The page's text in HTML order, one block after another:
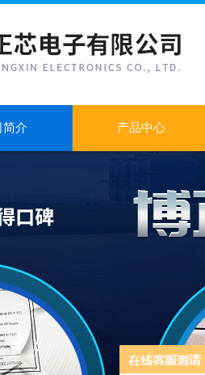
简介 产品中心